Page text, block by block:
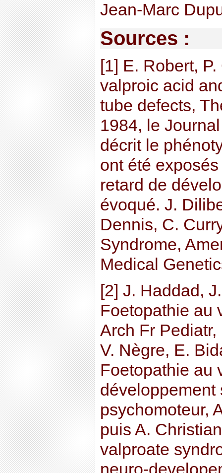
Jean-Marc
Sources :
[1] E. Robert,
valproic acid
tube defects,
1984, le
décrit le
ont été
retard de
évoqué. J.
Dennis, C.
Syndrome,
Medical
[2] J. Haddad,
Foetopathie au
Arch Fr
V. Nègre, E.
Foetopathie au
développement
psychomoteur,
puis A.
valproate